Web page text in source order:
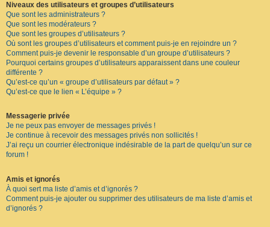
Niveaux des utilisateurs et groupes d’utilisateurs
Que sont les administrateurs ?
Que sont les modérateurs ?
Que sont les groupes d’utilisateurs ?
Où sont les groupes d’utilisateurs et comment puis-je en rejoindre un ?
Comment puis-je devenir le responsable d’un groupe d’utilisateurs ?
Pourquoi certains groupes d’utilisateurs apparaissent dans une couleur
différente ?
Qu’est-ce qu’un « groupe d’utilisateurs par défaut » ?
Qu’est-ce que le lien « L’équipe » ?
Messagerie privée
Je ne peux pas envoyer de messages privés !
Je continue à recevoir des messages privés non sollicités !
J’ai reçu un courrier électronique indésirable de la part de quelqu’un sur ce
forum !
Amis et ignorés
À quoi sert ma liste d’amis et d’ignorés ?
Comment puis-je ajouter ou supprimer des utilisateurs de ma liste d’amis et
d’ignorés ?